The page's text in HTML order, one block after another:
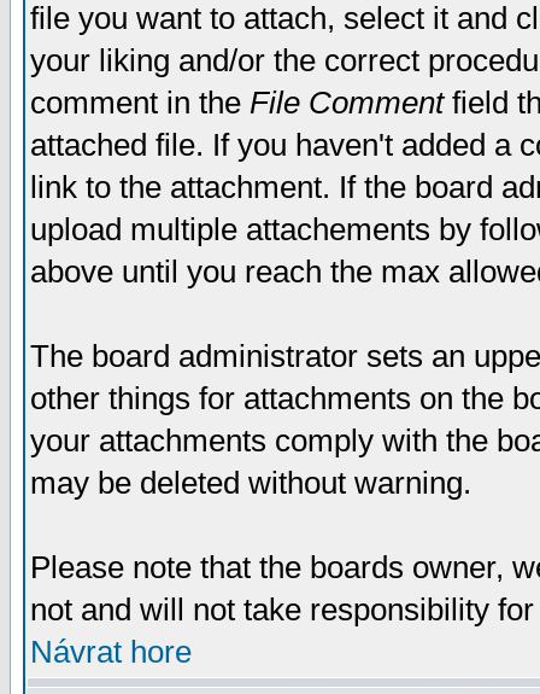
file you want to attach, select it and
your liking and/or the correct
comment in the File Commentfield
attached file. If you haven't added a
link to the attachment. If the board
upload multiple attachements by
above until you reach the max
The board administrator sets an
other things for attachments on the
your attachments comply with the
may be deleted without warning.
Please note that the boards owner,
not and will not take responsibility
Návrat hore